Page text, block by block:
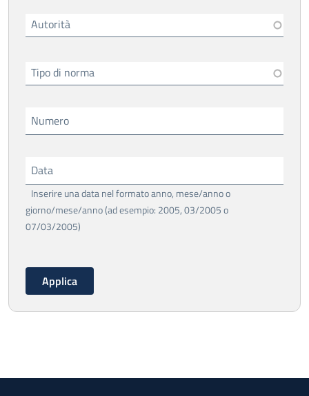
Autorità
Tipo di norma
Numero
Data
Inserire una data nel formato anno, mese/anno o
giorno/mese/anno (ad esempio: 2005, 03/2005 o
07/03/2005)